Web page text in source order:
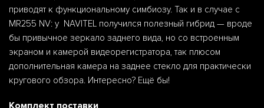
приводят к функциональному симбиозу. Так и в случае с
MR255 NV: у NAVITEL получился полезный гибрид — вроде
бы привычное зеркало заднего вида, но со встроенным
экраном и камерой видеорегистратора, так плюсом
дополнительная камера на заднее стекло для практически
кругового обзора. Интересно? Ещё бы!
Комплект поставки